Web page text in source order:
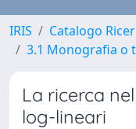
IRIS Catalogo
3.1 Monografia o
La ricerca
log-lineari